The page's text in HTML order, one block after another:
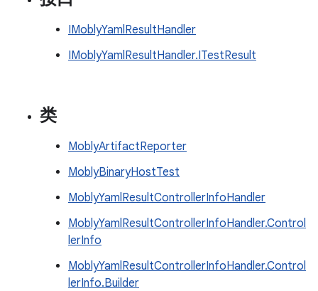
IMoblyYamlResultHandler
IMoblyYamlResultHandler.ITestResult
类
MoblyArtifactReporter
MoblyBinaryHostTest
MoblyYamlResultControllerInfoHandler
MoblyYamlResultControllerInfoHandler.Control
lerInfo
MoblyYamlResultControllerInfoHandler.Control
lerInfo.Builder